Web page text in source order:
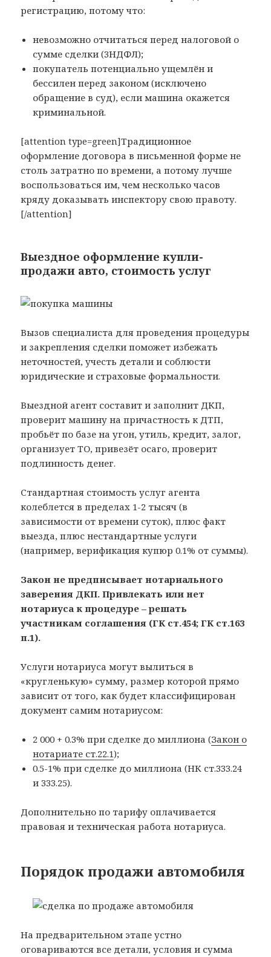
регистрацию, потому что:
невозможно отчитаться перед налоговой о
сумме сделки (3НДФЛ);
покупатель потенциально ущемлён и
бессилен перед законом (исключено
обращение в суд), если машина окажется
криминальной.
[attention type=green]Традиционное
оформление договора в письменной форме не
столь затратно по времени, а потому лучше
воспользоваться им, чем несколько часов
кряду доказывать инспектору свою правоту.
[/attention]
Выездное оформление купли-
продажи авто, стоимость услуг
Вызов специалиста для проведения процедуры
и закрепления сделки поможет избежать
неточностей, учесть детали и соблюсти
юридические и страховые формальности.
Выездной агент составит и заполнит ДКП,
проверит машину на причастность к ДТП,
пробьёт по базе на угон, утиль, кредит, залог,
организует ТО, привезёт осаго, проверит
подлинность денег.
Стандартная стоимость услуг агента
колеблется в пределах 1-2 тысяч (в
зависимости от времени суток), плюс факт
выезда, плюс нестандартные услуги
(например, верификация купюр 0.1% от суммы).
Закон не предписывает нотариального
заверения ДКП. Привлекать или нет
нотариуса к процедуре – решать
участникам соглашения (ГК ст.454; ГК ст.163
п.1).
Услуги нотариуса могут вылиться в
«кругленькую» сумму, размер которой прямо
зависит от того, как будет классифицирован
документ самим нотариусом:
2 000 + 0.3% при сделке до миллиона (Закон о
нотариате ст.22.1);
0.5-1% при сделке до миллиона (НК ст.333.24
и 333.25).
Дополнительно по тарифу оплачивается
правовая и техническая работа нотариуса.
Порядок продажи автомобиля
На предварительном этапе устно
оговариваются все детали, условия и сумма